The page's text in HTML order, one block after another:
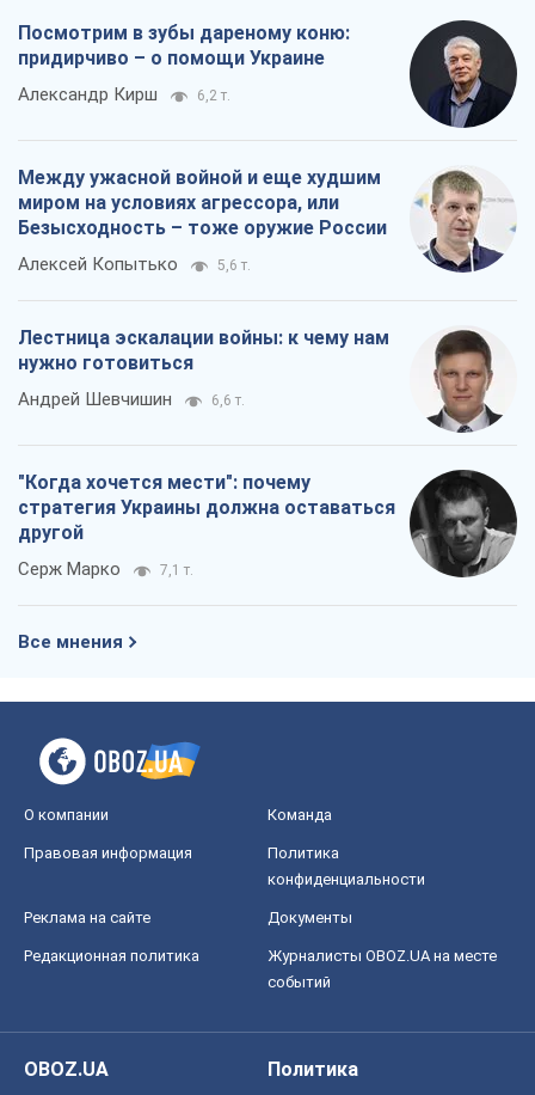
Посмотрим в зубы дареному коню:
придирчиво – о помощи Украине
Александр Кирш 6,2 т.
Между ужасной войной и еще худшим
миром на условиях агрессора, или
Безысходность – тоже оружие России
Алексей Копытько 5,6 т.
Лестница эскалации войны: к чему нам
нужно готовиться
Андрей Шевчишин 6,6 т.
"Когда хочется мести": почему
стратегия Украины должна оставаться
другой
Серж Марко 7,1 т.
Все мнения
О компании Команда
Правовая информация
Политика
конфиденциальности
Реклама на сайте Документы
Редакционная политика
Журналисты OBOZ.UA на месте
событий
OBOZ.UA
Политика